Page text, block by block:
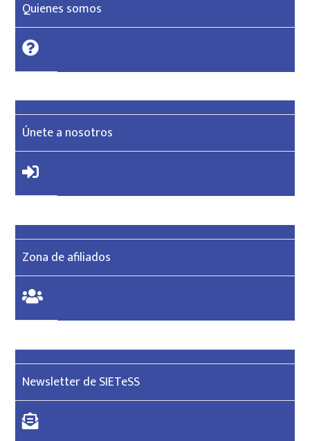
Quienes somos
Únete a nosotros
Zona de afiliados
Newsletter de SIETeSS